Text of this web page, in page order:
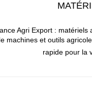
Agri Export :
et outils
rapide pour la